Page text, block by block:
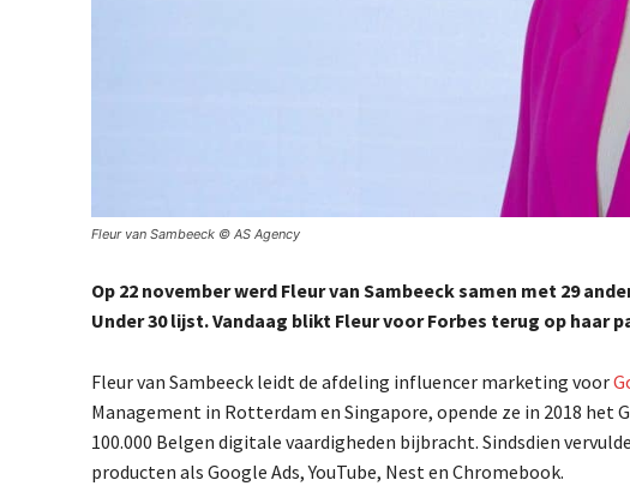
Fleur van Sambeeck © AS Agency
Op 22 november werd Fleur van Sambeeck samen met 29
Under 30 lijst. Vandaag blikt Fleur voor Forbes terug op haar
Fleur van Sambeeck leidt de afdeling influencer marketing voor
Management in Rotterdam en Singapore, opende ze in 2018
100.000 Belgen digitale vaardigheden bijbracht. Sindsdien
producten als Google Ads, YouTube, Nest en Chromebook.